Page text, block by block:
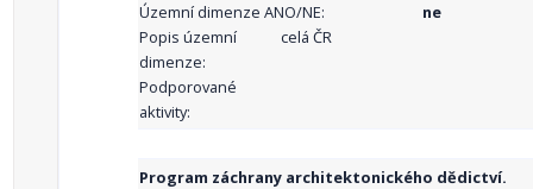
Územní dimenze ANO/NE:
ne
Popis územní
dimenze:
celá ČR
Podporované
aktivity:
Program záchrany architektonického dědictví.